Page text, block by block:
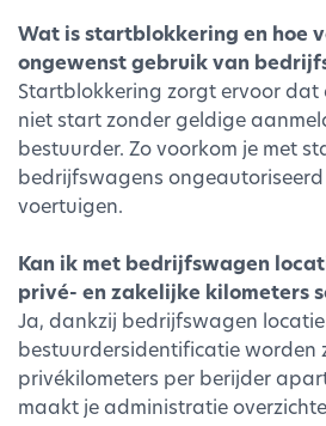
Wat is startblokkering en hoe
ongewenst gebruik van
Startblokkering zorgt ervoor dat
niet start zonder geldige
bestuurder. Zo voorkom je met
bedrijfswagens
voertuigen.
Kan ik met bedrijfswagen
privé- en zakelijke kilometers
Ja, dankzij bedrijfswagen
bestuurdersidentificatie worden
privékilometers per berijder
maakt je administratie